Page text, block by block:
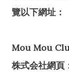
覽以下網址：
Mou Mou
株式会社網頁